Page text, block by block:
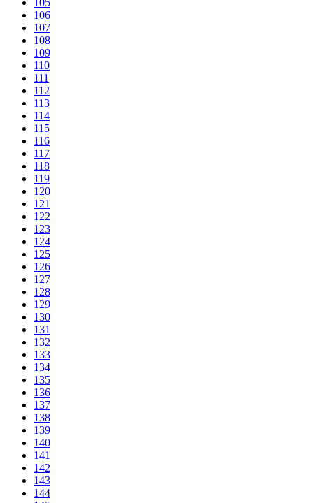
105
106
107
108
109
110
111
112
113
114
115
116
117
118
119
120
121
122
123
124
125
126
127
128
129
130
131
132
133
134
135
136
137
138
139
140
141
142
143
144